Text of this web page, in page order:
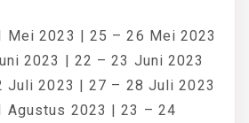
Mei 2023 | 25 – 26 Mei 2023
2023 | 22 – 23 Juni 2023
Juli 2023 | 27 – 28 Juli 2023
Agustus 2023 | 23 – 24